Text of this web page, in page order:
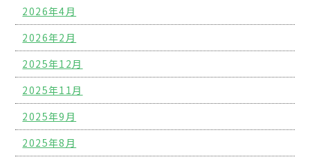
2026年4月
2026年2月
2025年12月
2025年11月
2025年9月
2025年8月